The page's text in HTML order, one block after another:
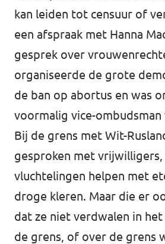
kan leiden tot censuur of
een afspraak met Hanna
gesprek over
organiseerde de grote
de ban op abortus en was
voormalig vice-ombudsman
Bij de grens met Wit-
gesproken met vrijwilligers,
vluchtelingen helpen met
droge kleren. Maar die er
dat ze niet verdwalen in het
de grens, of over de grens